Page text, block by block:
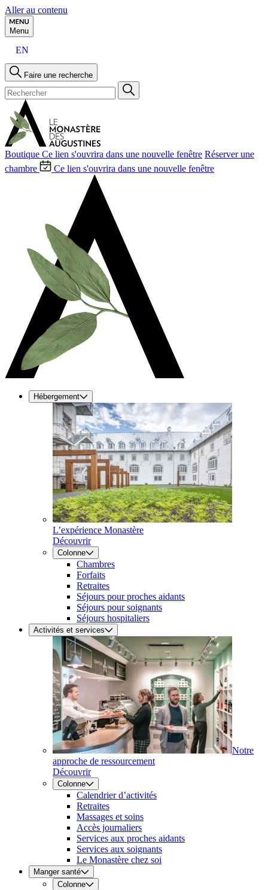
Aller au contenu
Menu
EN
Faire une recherche
Boutique Ce lien s'ouvrira dans une nouvelle fenêtre Réserver une
chambre
Ce lien s'ouvrira dans une nouvelle fenêtre
Hébergement
L’expérience Monastère
Découvrir
Colonne
Chambres
Forfaits
Retraites
Séjours pour proches aidants
Séjours pour soignants
Séjours hospitaliers
Activités et services
Notre
approche de ressourcement
Découvrir
Colonne
Calendrier d’activités
Retraites
Massages et soins
Accès journaliers
Services aux proches aidants
Services aux soignants
Le Monastère chez soi
Manger santé
Colonne